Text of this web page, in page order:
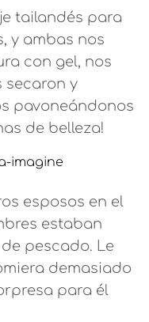
tailandés para
y ambas nos
con gel, nos
secaron y
pavoneándonos
de belleza!
esposos en el
estaban
pescado. Le
demasiado
para él